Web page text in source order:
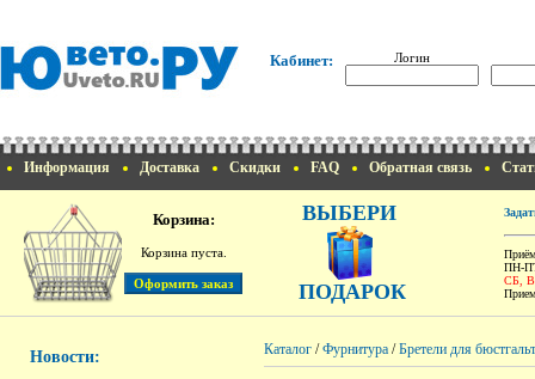
Кабинет: Логин
Информация Доставка Скидки FAQ Обратная связь
Корзина:
Корзина пуста.
ВЫБЕРИ
ПОДАРОК
ПН-
СБ,
Новости: Каталог /Фурнитура /Бретели для